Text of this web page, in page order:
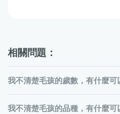
相關問題：
我不清楚毛孩的歲數，有什麼可
我不清楚毛孩的品種，有什麼可